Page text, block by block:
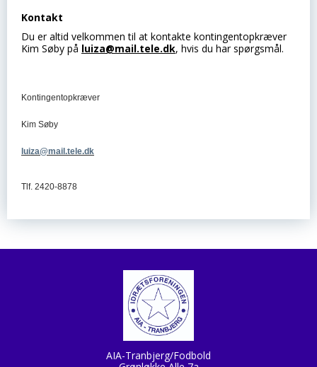
Kontakt
Du er altid velkommen til at kontakte kontingentopkræver
Kim Søby på luiza@mail.tele.dk, hvis du har spørgsmål.
Kontingentopkræver
Kim Søby
luiza@mail.tele.dk
Tlf. 2420-8878
AIA-Tranbjerg/Fodbold